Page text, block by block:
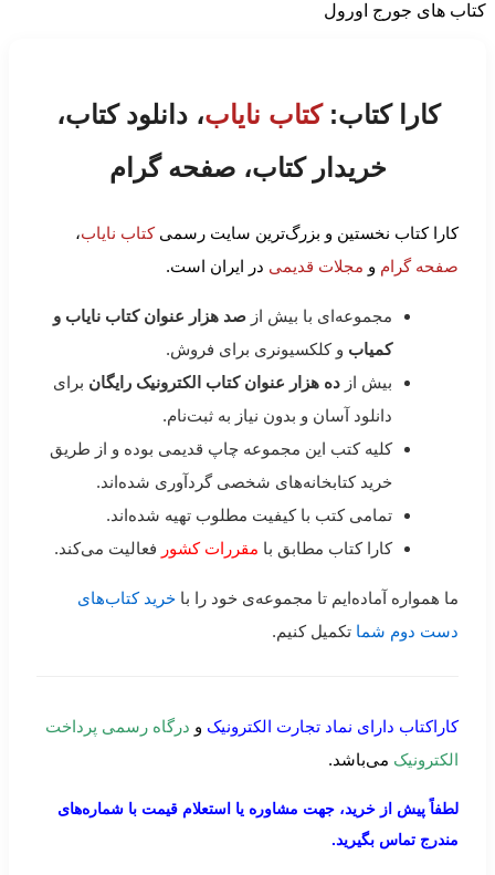
کتاب های جورج اورول
کارا کتاب:کتاب نایاب، دانلود کتاب،
خریدار کتاب، صفحه گرام
کارا کتاب نخستین و بزرگ‌ترین سایت رسمیکتاب نایاب،
صفحه گرام و مجلات قدیمی در ایران است.
مجموعه‌ای با بیش از صد هزار عنوان کتاب نایاب و
کمیاب و کلکسیونری برای فروش.
بیش از ده هزار عنوان کتاب الکترونیک رایگان برای
دانلود آسان و بدون نیاز به ثبت‌نام.
کلیه کتب این مجموعه چاپ قدیمی بوده و از طریق
خرید کتابخانه‌های شخصی گردآوری شده‌اند.
تمامی کتب با کیفیت مطلوب تهیه شده‌اند.
کارا کتاب مطابق با مقررات کشور فعالیت می‌کند.
ما همواره آماده‌ایم تا مجموعه‌ی خود را با خرید کتاب‌های
دست دوم شما تکمیل کنیم.
کاراکتاب دارای نماد تجارت الکترونیک و درگاه رسمی پرداخت
الکترونیک می‌باشد.
لطفاً پیش از خرید، جهت مشاوره یا استعلام قیمت با شماره‌های
مندرج تماس بگیرید.